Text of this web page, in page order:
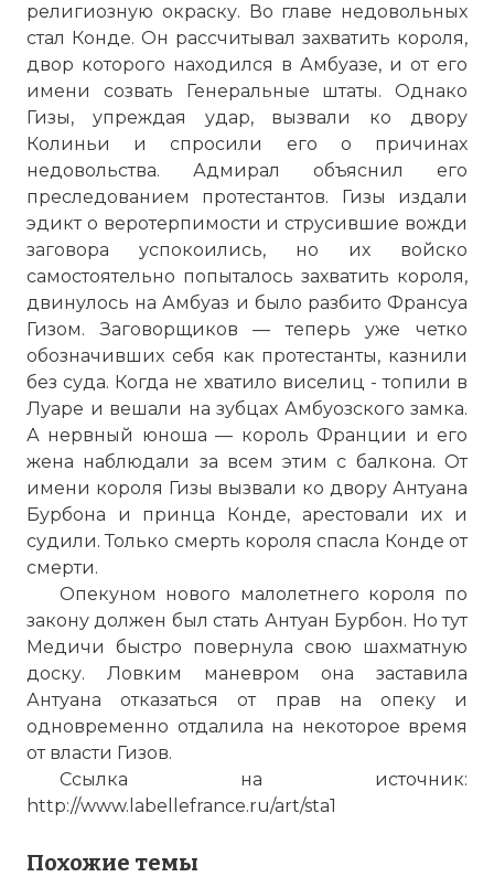
религиозную окраску. Во главе не­довольных
стал Конде. Он рассчитывал захватить короля,
двор кото­рого находился в Амбуазе, и от его
имени созвать Генеральные шта­ты. Однако
Гизы, упреждая удар, вызвали ко двору
Колиньи и спроси­ли его о причинах
недовольства. Адмирал объяснил его
преследова­нием протестантов. Гизы издали
эдикт о веротерпимости и струсив­шие вожди
заговора успокоились, но их войско
самостоятельно по­пыталось захватить короля,
двинулось на Амбуаз и было разбито Франсуа
Гизом. Заговорщиков — теперь уже четко
обозначивших себя как протестанты, казнили
без суда. Когда не хватило виселиц - топи­ли в
Луаре и вешали на зубцах Амбуозского замка.
А нервный юно­ша — король Франции и его
жена наблюдали за всем этим с балкона. От
имени короля Гизы вызвали ко двору Антуана
Бурбона и принца Конде, арестовали их и
судили. Только смерть короля спасла Конде от
смерти.
Опекуном нового малолетнего короля по
закону должен был стать Антуан Бурбон. Но тут
Медичи быстро повернула свою шахматную
доску. Ловким маневром она заставила
Антуана отказаться от прав на опеку и
одновременно отдалила на некоторое время
от власти Гизов.
Ссылка на источник:
http://www.labellefrance.ru/art/sta1
Похожие темы